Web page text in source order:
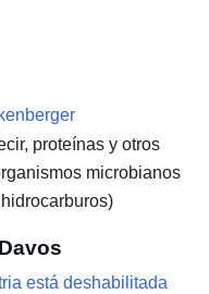
proteínas y otros
microbianos
está deshabilitada